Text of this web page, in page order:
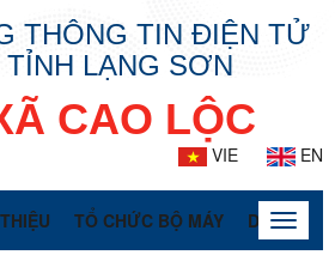
THÔNG TIN ĐIỆN TỬ
TỈNH LẠNG SƠN
CAO LỘC
VIE EN
TỔ CHỨC BỘ MÁY DOANH
Toggle